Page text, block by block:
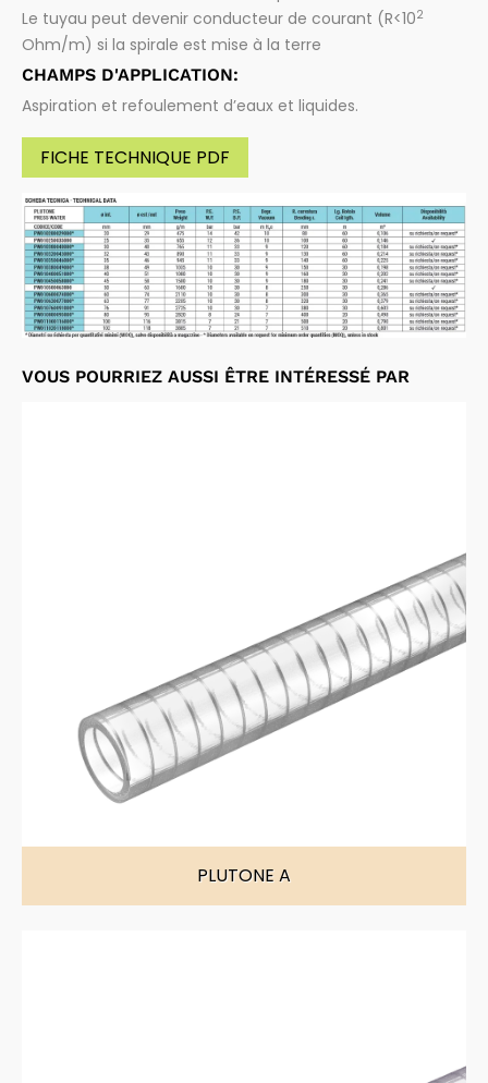
Le tuyau peut devenir conducteur de courant (R<102
Ohm/m) si la spirale est mise à la terre
CHAMPS D'APPLICATION:
Aspiration et refoulement d’eaux et liquides.
FICHE TECHNIQUE PDF
VOUS POURRIEZ AUSSI ÊTRE INTÉRESSÉ PAR
PLUTONE A